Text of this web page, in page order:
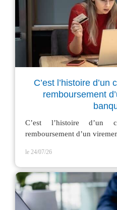
C’est l’histoire
remboursement
C’est l’histoire
remboursement d’un
le 24/07/26